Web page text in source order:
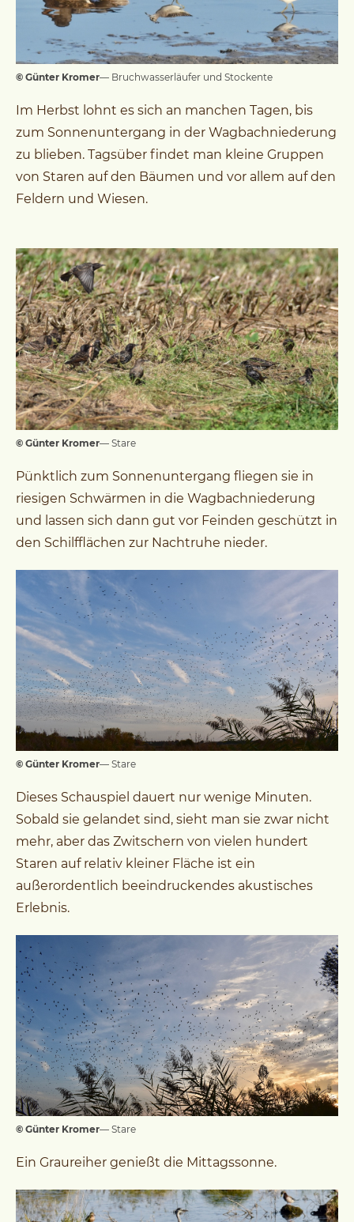
© Günter Kromer— Bruchwasserläufer und Stockente
Im Herbst lohnt es sich an manchen Tagen, bis
zum Sonnenuntergang in der Wagbachniederung
zu blieben. Tagsüber findet man kleine Gruppen
von Staren auf den Bäumen und vor allem auf den
Feldern und Wiesen.
© Günter Kromer— Stare
Pünktlich zum Sonnenuntergang fliegen sie in
riesigen Schwärmen in die Wagbachniederung
und lassen sich dann gut vor Feinden geschützt in
den Schilfflächen zur Nachtruhe nieder.
© Günter Kromer— Stare
Dieses Schauspiel dauert nur wenige Minuten.
Sobald sie gelandet sind, sieht man sie zwar nicht
mehr, aber das Zwitschern von vielen hundert
Staren auf relativ kleiner Fläche ist ein
außerordentlich beeindruckendes akustisches
Erlebnis.
© Günter Kromer— Stare
Ein Graureiher genießt die Mittagssonne.